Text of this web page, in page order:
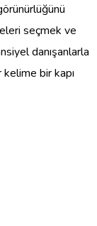
seçmek ve
danışanlarla
kelime bir kapı